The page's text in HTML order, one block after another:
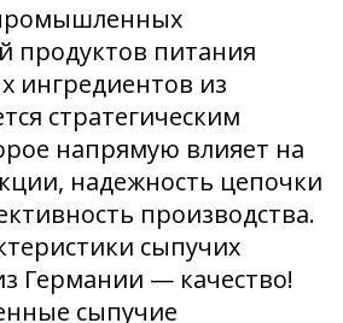
продуктов питания
ингредиентов из
стратегическим
напрямую влияет на
надежность цепочки
производства.
сыпучих
Германии — качество!
сыпучие